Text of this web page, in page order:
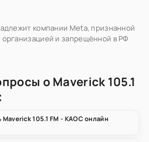
компании Meta, признанной
организацией и запрещённой в РФ
о Maverick 105.1
Maverick 105.1 FM - KAOC онлайн